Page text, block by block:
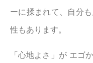
ーに揉まれて、自分
性もあります。
「心地よさ」が エゴ